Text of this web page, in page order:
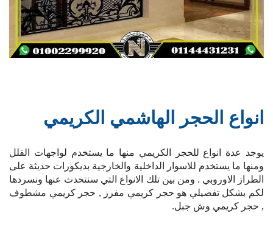
انواع الحجر الهاشمي الكريمي
يوجد عدة انواع للحجر الكريمي منها ما يستخدم لواجهات الفلل
ومنها ما يستخدم للاسوار الداخلية والخارجية بديكورات حديثة على
الطراز الاوروبي . ومن بين تلك الانواع التي سنتحدث عنها ونسردها
لكم بشكل تفصيلي هو حجر كريمي مفرز , حجر كريمي مشطوف
, حجر كريمي وش جبل.